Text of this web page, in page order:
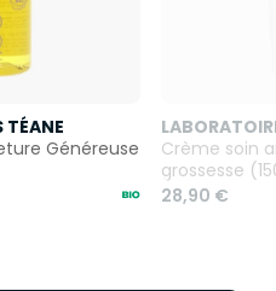
TÉANE
Généreuse
Crème soin
grossesse
28,90 €